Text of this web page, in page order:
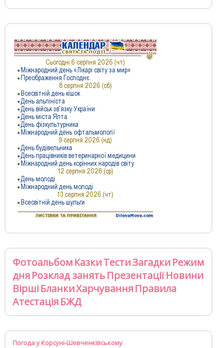
ФотоальбомКазкиТестиЗагадкиРежим
дняРозклад занятьПрезентаціїНовини
ВіршіБланкиХарчуванняПравила
АтестаціяБЖД
Погода у Корсуні-Шевченківському